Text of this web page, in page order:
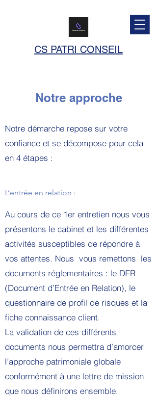
CS PATRI CONSEIL
Notre approche
Notre démarche repose sur votre
confiance et se décompose pour cela
en 4 étapes :
L’entrée en relation :
Au cours de ce 1er entretien nous vous
présentons le cabinet et les différentes
activités susceptibles de répondre à
vos attentes. Nous vous remettons les
documents réglementaires : le DER
(Document d’Entrée en Relation), le
questionnaire de profil de risques et la
fiche connaissance client.
La validation de ces différents
documents nous permettra d’amorcer
l’approche patrimoniale globale
conformément à une lettre de mission
que nous définirons ensemble.